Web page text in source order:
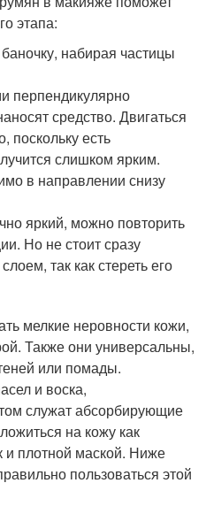
этапа:
набирая частицы
перпендикулярно
средство. Двигаться
поскольку есть
слишком ярким.
в направлении снизу
яркий, можно повторить
Но не стоит сразу
так как стереть его
мелкие неровности кожи,
Также они универсальны,
или помады.
и воска,
служат абсорбирующие
на кожу как
и плотной маской. Ниже
пользоваться этой